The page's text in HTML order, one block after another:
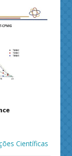
Científicas